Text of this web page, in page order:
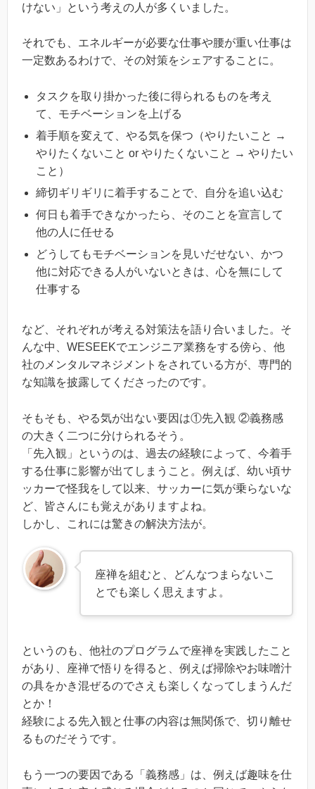
けない」という考えの人が多くいました。
それでも、エネルギーが必要な仕事や腰が重い仕事は
一定数あるわけで、その対策をシェアすることに。
タスクを取り掛かった後に得られるものを考え
て、モチベーションを上げる
着手順を変えて、やる気を保つ（やりたいこと →
やりたくないこと or やりたくないこと → やりたい
こと）
締切ギリギリに着手することで、自分を追い込む
何日も着手できなかったら、そのことを宣言して
他の人に任せる
どうしてもモチベーションを見いだせない、かつ
他に対応できる人がいないときは、心を無にして
仕事する
など、それぞれが考える対策法を語り合いました。そ
んな中、WESEEKでエンジニア業務をする傍ら、他
社のメンタルマネジメントをされている方が、専門的
な知識を披露してくださったのです。
そもそも、やる気が出ない要因は①先入観 ②義務感
の大きく二つに分けられるそう。
「先入観」というのは、過去の経験によって、今着手
する仕事に影響が出てしまうこと。例えば、幼い頃サ
ッカーで怪我をして以来、サッカーに気が乗らないな
ど、皆さんにも覚えがありますよね。
しかし、これには驚きの解決方法が。
座禅を組むと、どんなつまらないこ
とでも楽しく思えますよ。
というのも、他社のプログラムで座禅を実践したこと
があり、座禅で悟りを得ると、例えば掃除やお味噌汁
の具をかき混ぜるのでさえも楽しくなってしまうんだ
とか！
経験による先入観と仕事の内容は無関係で、切り離せ
るものだそうです。
もう一つの要因である「義務感」は、例えば趣味を仕